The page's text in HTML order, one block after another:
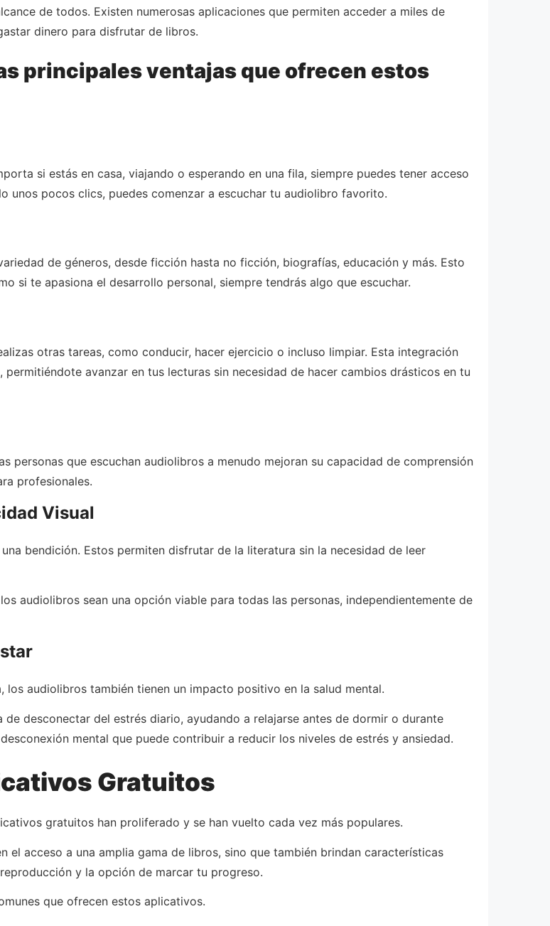
de todos. Existen numerosas aplicaciones que permiten acceder a miles de
dinero para disfrutar de libros.
principales ventajas que ofrecen estos
si estás en casa, viajando o esperando en una fila, siempre puedes tener acceso
pocos clics, puedes comenzar a escuchar tu audiolibro favorito.
de géneros, desde ficción hasta no ficción, biografías, educación y más. Esto
si te apasiona el desarrollo personal, siempre tendrás algo que escuchar.
otras tareas, como conducir, hacer ejercicio o incluso limpiar. Esta integración
avanzar en tus lecturas sin necesidad de hacer cambios drásticos en tu
personas que escuchan audiolibros a menudo mejoran su capacidad de comprensión
profesionales.
Visual
bendición. Estos permiten disfrutar de la literatura sin la necesidad de leer
audiolibros sean una opción viable para todas las personas, independientemente de
audiolibros también tienen un impacto positivo en la salud mental.
desconectar del estrés diario, ayudando a relajarse antes de dormir o durante
mental que puede contribuir a reducir los niveles de estrés y ansiedad.
Gratuitos
gratuitos han proliferado y se han vuelto cada vez más populares.
el acceso a una amplia gama de libros, sino que también brindan características
y la opción de marcar tu progreso.
que ofrecen estos aplicativos.